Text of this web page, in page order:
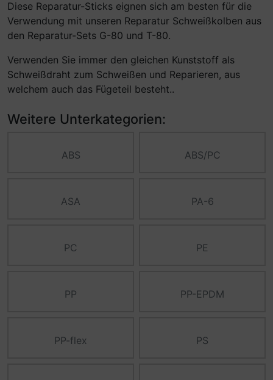
Diese Reparatur-Sticks eignen sich am besten für die
Verwendung mit unseren Reparatur Schweißkolben aus
den Reparatur-Sets G-80 und T-80.
Verwenden Sie immer den gleichen Kunststoff als
Schweißdraht zum Schweißen und Reparieren, aus
welchem auch das Fügeteil besteht..
Weitere Unterkategorien:
ABS ABS/PC
ASA PA-6
PC PE
PP PP-EPDM
PP-flex PS